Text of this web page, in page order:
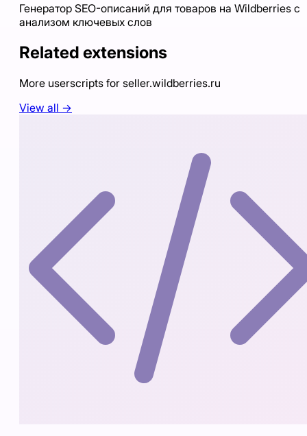
Генератор SEO-описаний для товаров на Wildberries с
анализом ключевых слов
Related extensions
More userscripts for seller.wildberries.ru
View all →